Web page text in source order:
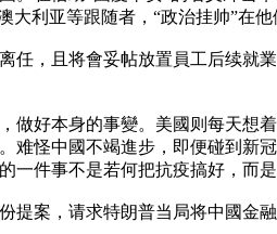
利亚等跟随者，“政治挂帅”在他
任，且将會妥帖放置員工后续
做好本身的事變。美國则每天
难怪中國不竭進步，即便碰到
件事不是若何把抗疫搞好，而
提案，请求特朗普当局将中國金